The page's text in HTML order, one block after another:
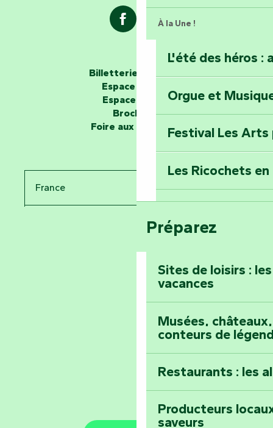
Les passeurs d'histoires
Partez en
Percez les
Voyagez dans le
Maillezais
Montez au
À la Une !
L'été des héros :
Orgue et
Festival Les Arts
Les Ricochets
Tout l'agenda
Préparez
Sites de loisirs :
vacances
Musées,
conteurs de
Restaurants : les
Producteurs
saveurs
Billetterie en ligne
Espace groupe
Espace presse
Brochures
Foire aux questions
France